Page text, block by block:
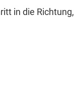
in die Richtung,